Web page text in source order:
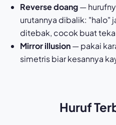
Reverse doang—
urutannya dibalik: "halo"
ditebak, cocok buat
Mirror illusion— pakai
simetris biar kesannya
Huruf